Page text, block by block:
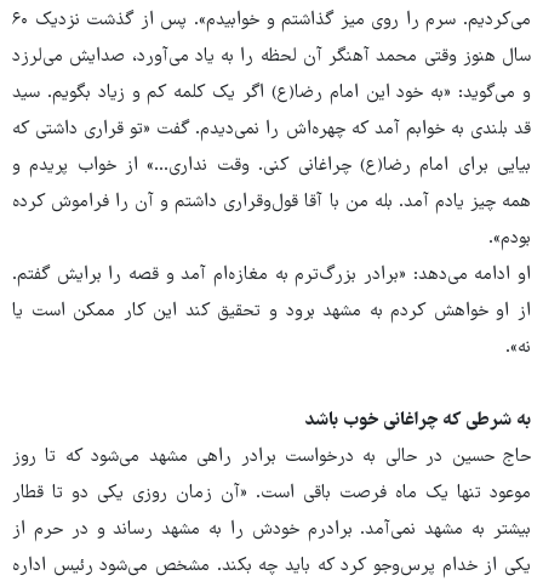
می‌کردیم. سرم را روی میز گذاشتم و خوابیدم». پس از گذشت نزدیک ۶۰
سال هنوز وقتی محمد آهنگر آن لحظه را به یاد می‌آورد، صدایش می‌لرزد
و می‌گوید: «به خود این امام رضا(ع) اگر یک کلمه کم و زیاد بگویم. سید
قد بلندی به خوابم آمد که چهره‌اش را نمی‌دیدم. گفت «تو قراری داشتی که
بیایی برای امام رضا(ع) چراغانی کنی. وقت نداری...» از خواب پریدم و
همه چیز یادم آمد. بله من با آقا قول‌وقراری داشتم و آن را فراموش کرده
بودم».
او ادامه می‌دهد: «برادر بزرگ‌ترم به مغازه‌ام آمد و قصه را برایش گفتم.
از او خواهش کردم به مشهد برود و تحقیق کند این کار ممکن است یا
نه».
به شرطی که چراغانی خوب باشد
حاج حسین در حالی به درخواست برادر راهی مشهد می‌شود که تا روز
موعود تنها یک ماه فرصت باقی است. «آن زمان روزی یکی دو تا قطار
بیشتر به مشهد نمی‌آمد. برادرم خودش را به مشهد رساند و در حرم از
یکی از خدام پرس‌وجو کرد که باید چه بکند. مشخص می‌شود رئیس اداره